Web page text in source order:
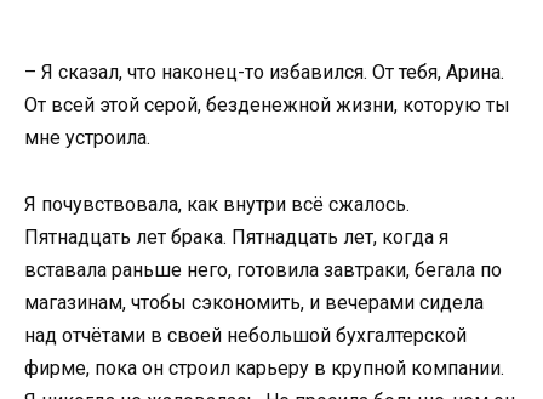
– Я сказал, что наконец-то избавился. От тебя, Арина.
От всей этой серой, безденежной жизни, которую ты
мне устроила.
Я почувствовала, как внутри всё сжалось.
Пятнадцать лет брака. Пятнадцать лет, когда я
вставала раньше него, готовила завтраки, бегала по
магазинам, чтобы сэкономить, и вечерами сидела
над отчётами в своей небольшой бухгалтерской
фирме, пока он строил карьеру в крупной компании.